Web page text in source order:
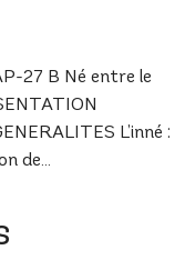
27 B Né entre le
L’inné :
de…